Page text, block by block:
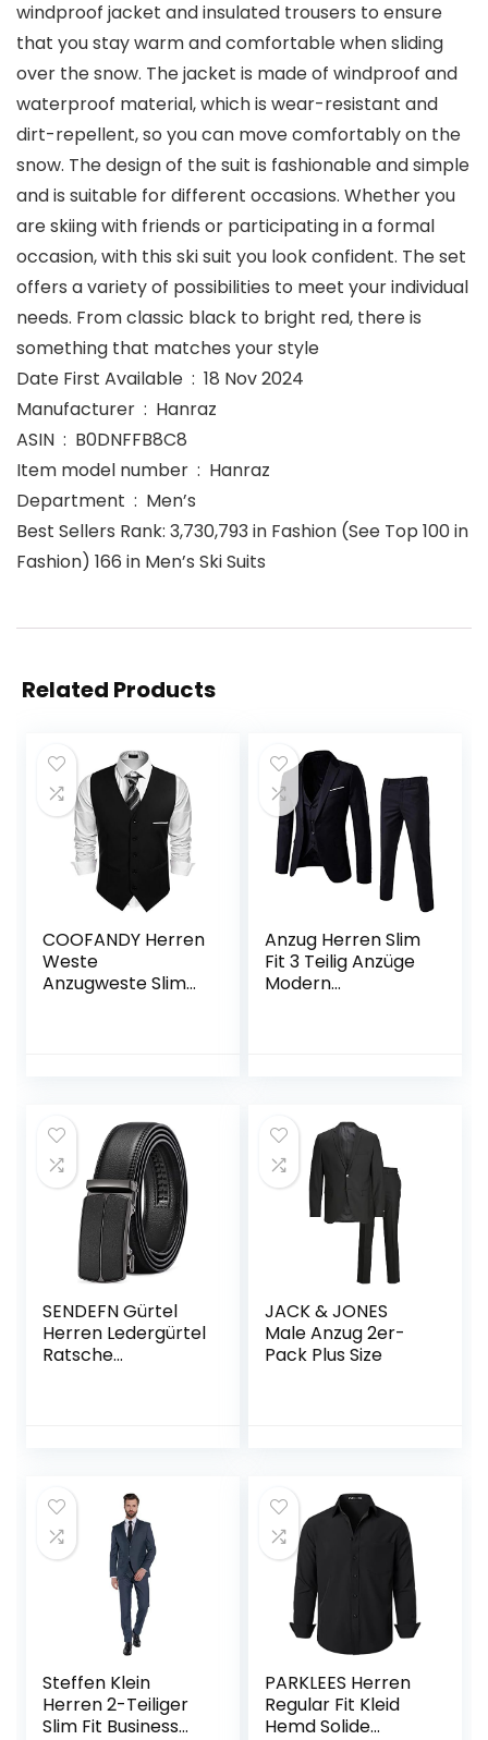
windproof jacket and insulated trousers to ensure
that you stay warm and comfortable when sliding
over the snow. The jacket is made of windproof and
waterproof material, which is wear-resistant and
dirt-repellent, so you can move comfortably on the
snow. The design of the suit is fashionable and simple
and is suitable for different occasions. Whether you
are skiing with friends or participating in a formal
occasion, with this ski suit you look confident. The set
offers a variety of possibilities to meet your individual
needs. From classic black to bright red, there is
something that matches your style
Date First Available ‏ : ‎ 18 Nov 2024
Manufacturer ‏ : ‎ Hanraz
ASIN ‏ : ‎ B0DNFFB8C8
Item model number ‏ : ‎ Hanraz
Department ‏ : ‎ Men’s
Best Sellers Rank: 3,730,793 in Fashion (See Top 100 in
Fashion) 166 in Men’s Ski Suits
Related Products
COOFANDY Herren
Weste
Anzugweste Slim
Anzugweste für
Herren
Anzug Herren Slim
Fit 3 Teilig Anzüge
Modern
SENDEFN Gürtel
Herren Ledergürtel
Ratsche
JACK & JONES
Male Anzug 2er-
Pack Plus Size
Steffen Klein
Herren 2-Teiliger
Slim Fit Business
PARKLEES Herren
Regular Fit Kleid
Hemd Solide